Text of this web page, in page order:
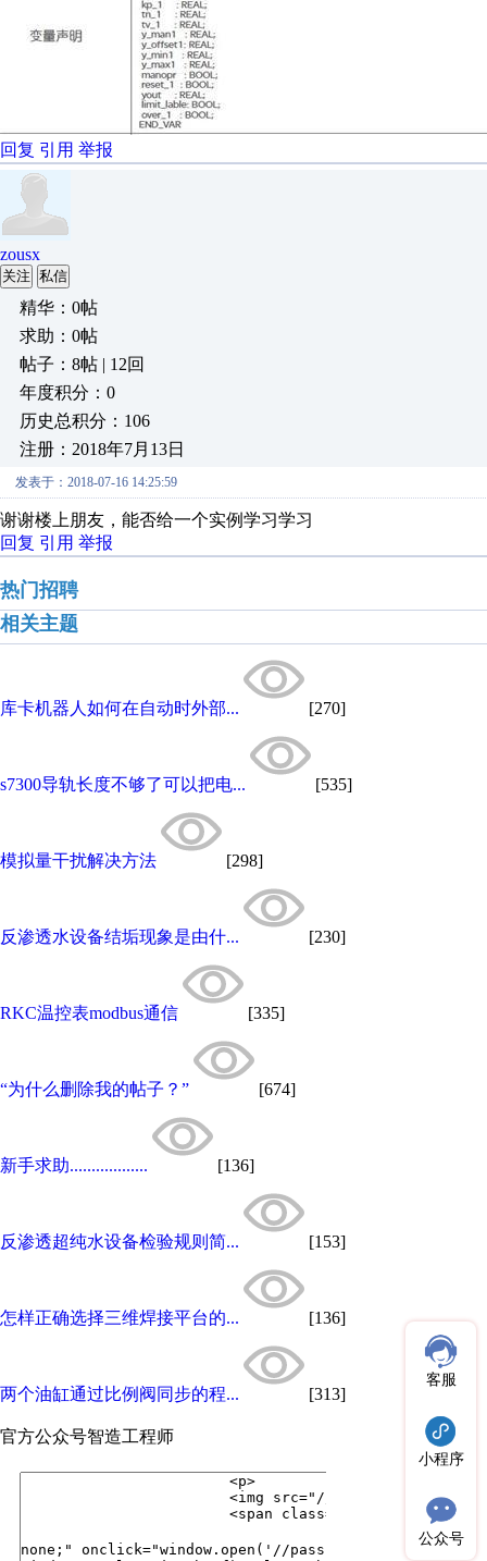
回复 引用 举报
zousx
关注 私信
精华：0帖
求助：0帖
帖子：8帖 | 12回
年度积分：0
历史总积分：106
注册：2018年7月13日
发表于：2018-07-16 14:25:59
谢谢楼上朋友，能否给一个实例学习学习
回复 引用 举报
热门招聘
相关主题
库卡机器人如何在自动时外部... [270]
s7300导轨长度不够了可以把电... [535]
模拟量干扰解决方法 [298]
反渗透水设备结垢现象是由什... [230]
RKC温控表modbus通信 [335]
“为什么删除我的帖子？” [674]
新手求助.................. [136]
反渗透超纯水设备检验规则简... [153]
怎样正确选择三维焊接平台的... [136]
两个油缸通过比例阀同步的程... [313]
官方公众号智造工程师
客服
小程序
公众号